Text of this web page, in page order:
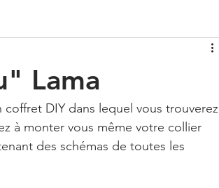
Lama
DIY dans lequel vous trouverez
à monter vous même votre collier
des schémas de toutes les